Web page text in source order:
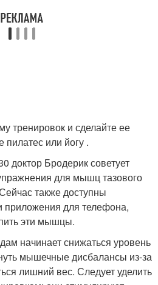
тренировок и сделайте ее
пилатес или йогу .
доктор Бродерик советует
для мышц тазового
также доступны
для телефона,
эти мышцы.
начинает снижаться уровень
мышечные дисбалансы из-за
лишний вес. Следует уделить